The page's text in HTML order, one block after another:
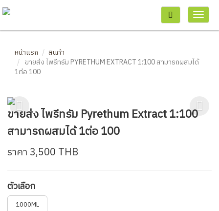
หน้าแรก
สินค้า
ขายส่ง ไพรีทรัม PYRETHUM EXTRACT 1:100 สามารถผสมได้
1ต่อ 100
Previous
ขายส่ง ไพรีทรัม Pyrethum Extract 1:100
สามารถผสมได้ 1ต่อ 100
ราคา 3,500 THB
ตัวเลือก
1000ML